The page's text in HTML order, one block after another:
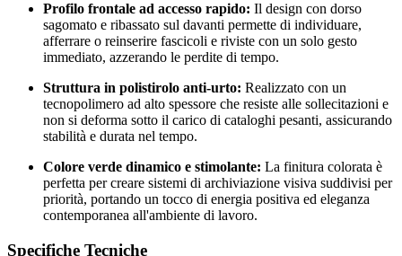
Profilo frontale ad accesso rapido: Il design con dorso
sagomato e ribassato sul davanti permette di individuare,
afferrare o reinserire fascicoli e riviste con un solo gesto
immediato, azzerando le perdite di tempo.
Struttura in polistirolo anti-urto: Realizzato con un
tecnopolimero ad alto spessore che resiste alle sollecitazioni e
non si deforma sotto il carico di cataloghi pesanti, assicurando
stabilità e durata nel tempo.
Colore verde dinamico e stimolante: La finitura colorata è
perfetta per creare sistemi di archiviazione visiva suddivisi per
priorità, portando un tocco di energia positiva ed eleganza
contemporanea all'ambiente di lavoro.
Specifiche Tecniche